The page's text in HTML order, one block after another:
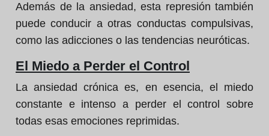
Además de la ansiedad, esta represión también
puede conducir a otras conductas compulsivas,
como las adicciones o las tendencias neuróticas.
El Miedo a Perder el Control
La ansiedad crónica es, en esencia, el miedo
constante e intenso a perder el control sobre
todas esas emociones reprimidas.